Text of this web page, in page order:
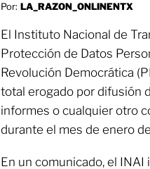
Por: LA_RAZON_ONLINENTX
El Instituto Nacional de
Protección de Datos
Revolución Democrática
total erogado por difusión
informes o cualquier otro
durante el mes de enero
En un comunicado, el